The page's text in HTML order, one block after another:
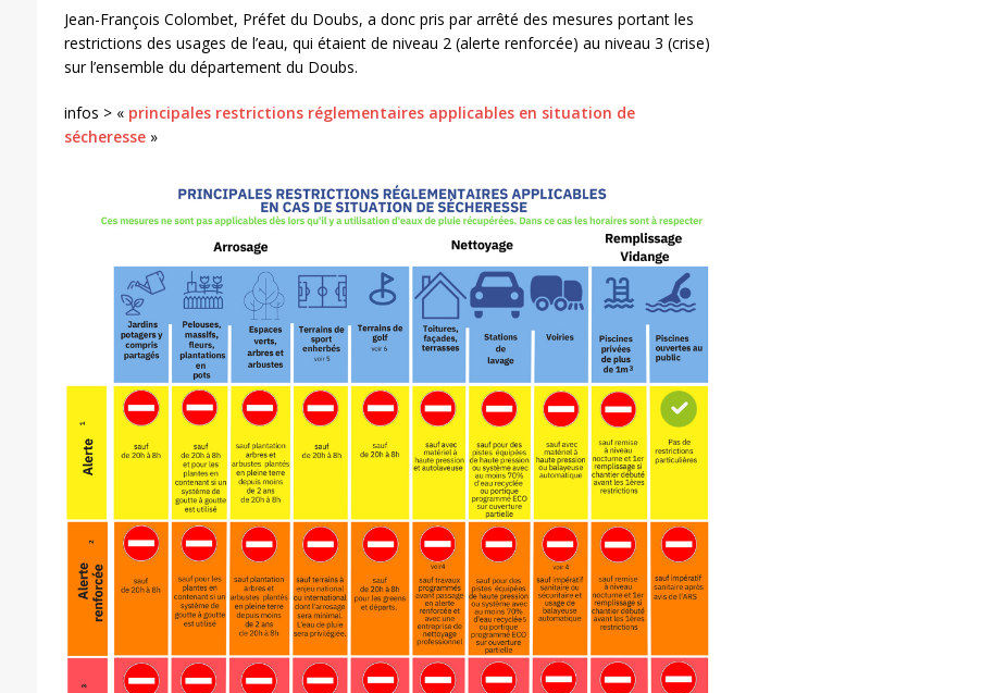
Jean-François Colombet, Préfet du Doubs, a donc pris par arrêté des mesures portant les
restrictions des usages de l’eau, qui étaient de niveau 2 (alerte renforcée) au niveau 3 (crise)
sur l’ensemble du département du Doubs.
infos > « principales restrictions réglementaires applicables en situation de
sécheresse»